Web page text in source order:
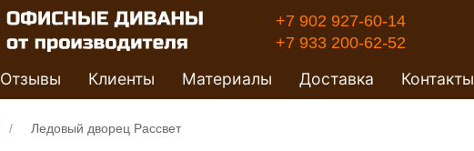
+7 902 927-60-14
+7 933 200-62-52
Отзывы Клиенты Материалы Доставка Контакты
Ледовый дворец Рассвет